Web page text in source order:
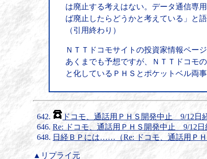
は廃止する考えはない。データ通信専
ば廃止したらどうかと考えている」と語
（引用終わり）
ＮＴＴドコモサイトの投資家情報ペー
あくまでも予想ですが、ＮＴＴドコモ
と化しているＰＨＳとポケットベル両
ドコモ、通話用ＰＨＳ開発中止 9/12日
Re: ドコモ、通話用ＰＨＳ開発中止 9/12日
日経ＢＰには……（Re: ドコモ、通話用Ｐ
▲リプライ元